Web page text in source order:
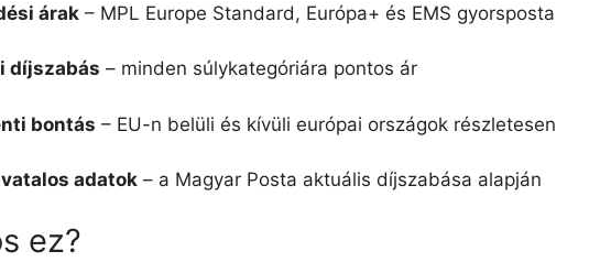
árak – MPL Europe Standard, Európa+ és EMS gyorsposta
díjszabás – minden súlykategóriára pontos ár
bontás – EU-n belüli és kívüli európai országok részletesen
adatok – a Magyar Posta aktuális díjszabása alapján
ez?